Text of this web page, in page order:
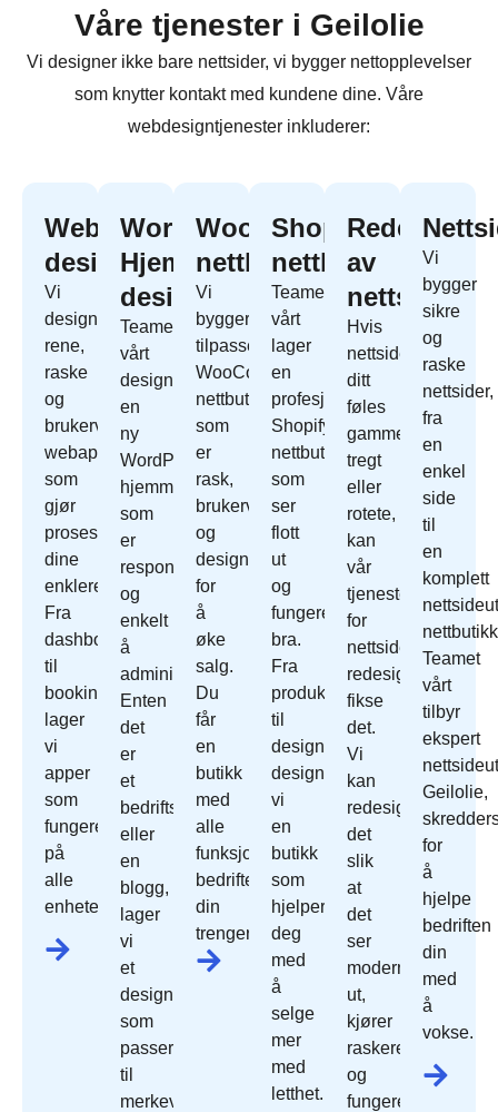
Våre tjenester i Geilolie
Vi designer ikke bare nettsider, vi bygger nettopplevelser
som knytter kontakt med kundene dine. Våre
webdesigntjenester inkluderer:
Webapp
design
Vi
designer
rene,
raske
og
brukervennlige
webapper
som
gjør
prosessene
dine
enklere.
Fra
dashbord
til
bookingsystemer
lager
vi
apper
som
fungerer
på
alle
enheter.
WordPress
Hjemmeside
design
Teamet
vårt
designer
en
ny
WordPress
hjemmeside
som
er
responsivt
og
enkelt
å
administrere.
Enten
det
er
et
bedriftsnettsted
eller
en
blogg,
lager
vi
et
design
som
passer
til
merkevaren
WooCommerce
nettbutikk
Vi
bygger
tilpassede
WooCommerce
nettbutikk
som
er
rask,
brukervennlig
og
designet
for
å
øke
salg.
Du
får
en
butikk
med
alle
funksjonene
bedriften
din
trenger.
Shopify
nettbutikk
Teamet
vårt
lager
en
profesjonell
Shopify
nettbutikk
som
ser
flott
ut
og
fungerer
bra.
Fra
produktoppsett
til
design
designer
vi
en
butikk
som
hjelper
deg
med
å
selge
mer
med
letthet.
Redesign
av
nettside
Hvis
nettside
ditt
føles
gammelt,
tregt
eller
rotete,
kan
vår
tjeneste
for
nettside
redesign
fikse
det.
Vi
kan
redesign
det
slik
at
det
ser
moderne
ut,
kjører
raskere
og
fungerer
Vi
bygger
sikre
og
raske
nettsider,
fra
en
enkel
side
til
en
komplett
Teamet
vårt
tilbyr
ekspert
Geilolie,
for
å
hjelpe
bedriften
din
med
å
vokse.